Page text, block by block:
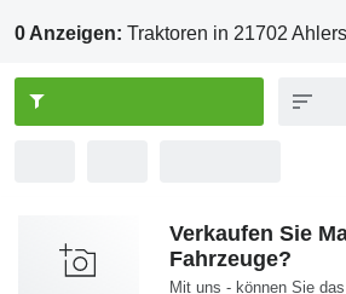
0 Anzeigen: Traktoren in 21702
Verkaufen Sie
Fahrzeuge?
Mit uns - können Sie